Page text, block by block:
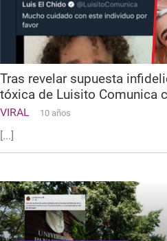
Tras revelar supuesta
tóxica de Luisito Comunica
VIRAL 10 años
[...]